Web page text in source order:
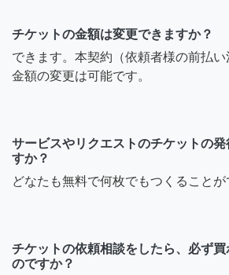
チケットの金額は変更できますか？
できます。本契約（依頼者様の前払い
金額の変更は可能です。
サービスやリクエストのチケットの
すか？
どなたも無料で何枚でもつくることが
チケットの依頼相談をしたら、必ず
のですか？